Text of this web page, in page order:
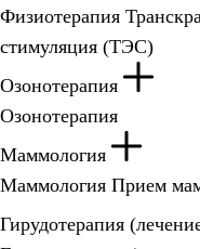
Физиотерапия
стимуляция (ТЭС)
Озонотерапия
Озонотерапия
Маммология
Маммология Прием
Гирудотерапия